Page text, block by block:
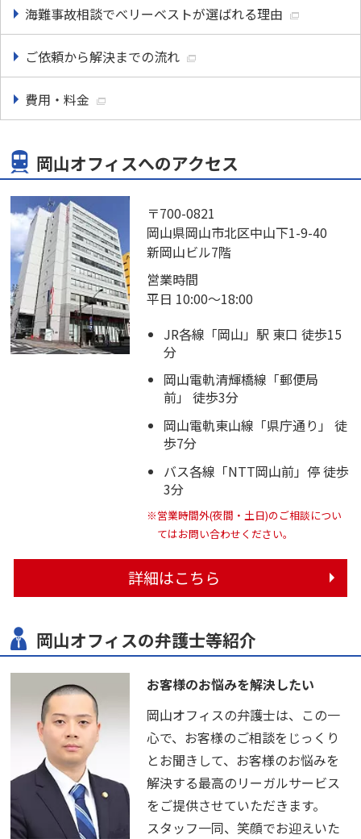
海難事故相談でべリーベストが選ばれる理由
ご依頼から解決までの流れ
費用・料金
岡山オフィスへのアクセス
〒700-0821
岡山県岡山市北区中山下1-9-40
新岡山ビル7階
営業時間
平日 10:00～18:00
JR各線「岡山」駅 東口 徒歩15
分
岡山電軌清輝橋線「郵便局
前」 徒歩3分
岡山電軌東山線「県庁通り」 徒
歩7分
バス各線「NTT岡山前」停 徒歩
3分
※営業時間外(夜間・土日)のご相談につい
てはお問い合わせください。
詳細はこちら
岡山オフィスの弁護士等紹介
お客様のお悩みを解決したい
岡山オフィスの弁護士は、この一
心で、お客様のご相談をじっくり
とお聞きして、お客様のお悩みを
解決する最高のリーガルサービス
をご提供させていただきます。
スタッフ一同、笑顔でお迎えいた